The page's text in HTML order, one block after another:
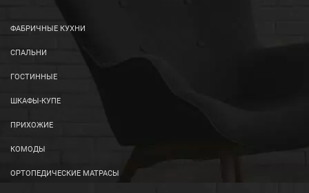
ФАБРИЧНЫЕ КУХНИ
СПАЛЬНИ
ГОСТИННЫЕ
ШКАФЫ-КУПЕ
ПРИХОЖИЕ
КОМОДЫ
ОРТОПЕДИЧЕСКИЕ МАТРАСЫ